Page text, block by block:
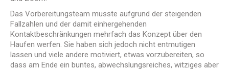
Das Vorbereitungsteam musste aufgrund der steigenden
Fallzahlen und der damit einhergehenden
Kontaktbeschränkungen mehrfach das Konzept über den
Haufen werfen. Sie haben sich jedoch nicht entmutigen
lassen und viele andere motiviert, etwas vorzubereiten, so
dass am Ende ein buntes, abwechslungsreiches, witziges aber